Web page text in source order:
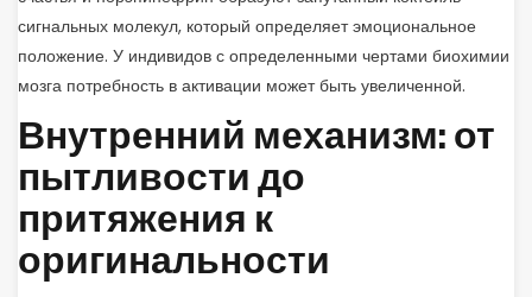
сигнальных молекул, который определяет эмоциональное
положение. У индивидов с определенными чертами биохимии
мозга потребность в активации может быть увеличенной.
Внутренний механизм: от
пытливости до
притяжения к
оригинальности